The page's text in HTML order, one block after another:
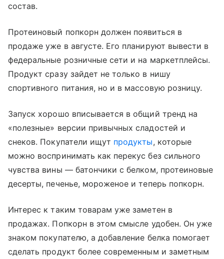
состав.
Протеиновый попкорн должен появиться в
продаже уже в августе. Его планируют вывести в
федеральные розничные сети и на маркетплейсы.
Продукт сразу зайдет не только в нишу
спортивного питания, но и в массовую розницу.
Запуск хорошо вписывается в общий тренд на
«полезные» версии привычных сладостей и
снеков. Покупатели ищут продукты, которые
можно воспринимать как перекус без сильного
чувства вины — батончики с белком, протеиновые
десерты, печенье, мороженое и теперь попкорн.
Интерес к таким товарам уже заметен в
продажах. Попкорн в этом смысле удобен. Он уже
знаком покупателю, а добавление белка помогает
сделать продукт более современным и заметным